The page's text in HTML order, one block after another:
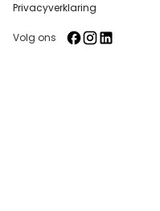
Privacyverklaring
Volg ons